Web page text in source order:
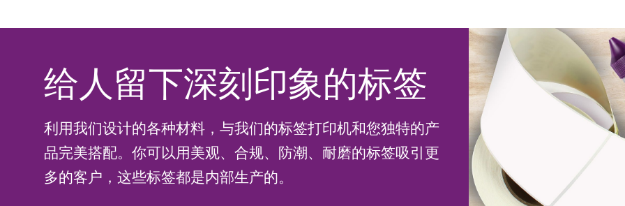
给人留下深刻印象的标签
利用我们设计的各种材料，与我们的标签打印机和您独特的产
品完美搭配。你可以用美观、合规、防潮、耐磨的标签吸引更
多的客户，这些标签都是内部生产的。